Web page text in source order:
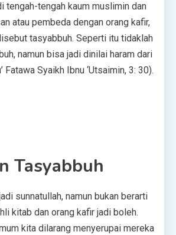
tengah-tengah kaum muslimin dan
atau pembeda dengan orang kafir,
tasyabbuh. Seperti itu tidaklah
namun bisa jadi dinilai haram dari
Fatawa Syaikh Ibnu ‘Utsaimin, 3: 30).
Tasyabbuh
sunnatullah, namun bukan berarti
kitab dan orang kafir jadi boleh.
kita dilarang menyerupai mereka